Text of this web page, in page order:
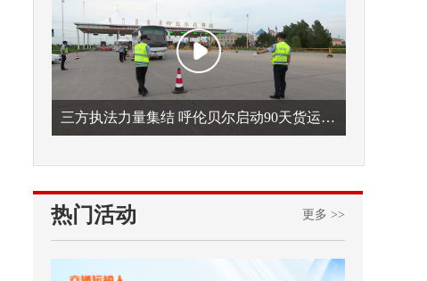
三方执法力量集结 呼伦贝尔启动90天货运车辆违法专项整治
热门活动 更多 >>